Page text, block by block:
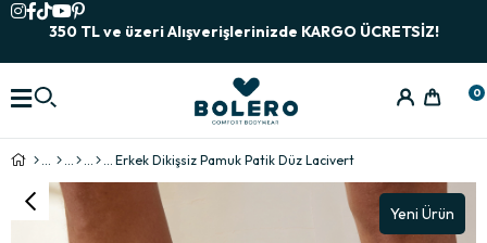
350 TL ve üzeri Alışverişlerinizde KARGO ÜCRETSİZ!
0
Erkek Dikişsiz Pamuk Patik Düz Lacivert
Yeni Ürün